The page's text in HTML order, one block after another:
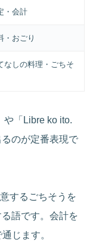
・会計
・おごり
なしの料理・ごちそ
や「Libre ko ito.
るのが定番表現で
するごちそうを
語です。会計を
じます。